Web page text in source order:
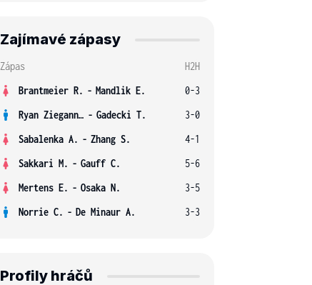
Zajímavé zápasy
Zápas
H2H
Brantmeier R. - Mandlik E.
0-3
Ryan Ziegann S. - Gadecki T.
3-0
Sabalenka A. - Zhang S.
4-1
Sakkari M. - Gauff C.
5-6
Mertens E. - Osaka N.
3-5
Norrie C. - De Minaur A. 3-3
Profily hráčů